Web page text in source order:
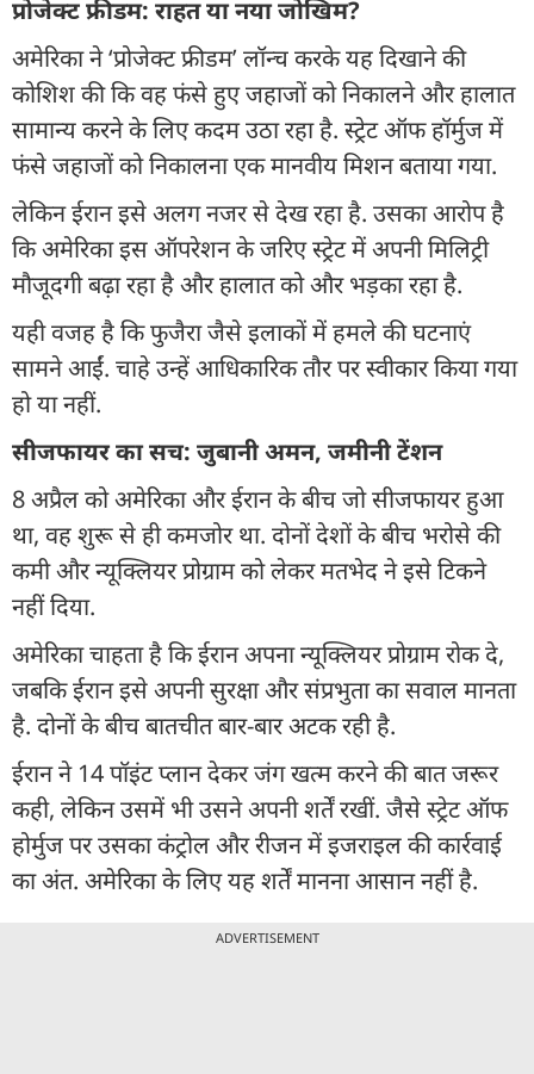
प्रोजेक्ट फ्रीडम: राहत या नया जोखिम?
अमेरिका ने ‘प्रोजेक्ट फ्रीडम’ लॉन्च करके यह दिखाने की
कोशिश की कि वह फंसे हुए जहाजों को निकालने और हालात
सामान्य करने के लिए कदम उठा रहा है. स्ट्रेट ऑफ हॉर्मुज में
फंसे जहाजों को निकालना एक मानवीय मिशन बताया गया.
लेकिन ईरान इसे अलग नजर से देख रहा है. उसका आरोप है
कि अमेरिका इस ऑपरेशन के जरिए स्ट्रेट में अपनी मिलिट्री
मौजूदगी बढ़ा रहा है और हालात को और भड़का रहा है.
यही वजह है कि फुजैरा जैसे इलाकों में हमले की घटनाएं
सामने आईं. चाहे उन्हें आधिकारिक तौर पर स्वीकार किया गया
हो या नहीं.
सीजफायर का सच: जुबानी अमन, जमीनी टेंशन
8 अप्रैल को अमेरिका और ईरान के बीच जो सीजफायर हुआ
था, वह शुरू से ही कमजोर था. दोनों देशों के बीच भरोसे की
कमी और न्यूक्लियर प्रोग्राम को लेकर मतभेद ने इसे टिकने
नहीं दिया.
अमेरिका चाहता है कि ईरान अपना न्यूक्लियर प्रोग्राम रोक दे,
जबकि ईरान इसे अपनी सुरक्षा और संप्रभुता का सवाल मानता
है. दोनों के बीच बातचीत बार-बार अटक रही है.
ईरान ने 14 पॉइंट प्लान देकर जंग खत्म करने की बात जरूर
कही, लेकिन उसमें भी उसने अपनी शर्तें रखीं. जैसे स्ट्रेट ऑफ
होर्मुज पर उसका कंट्रोल और रीजन में इजराइल की कार्रवाई
का अंत. अमेरिका के लिए यह शर्तें मानना आसान नहीं है.
ADVERTISEMENT